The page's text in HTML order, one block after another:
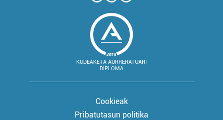
KUDEAKETA AURRERATUARI
DIPLOMA
Cookieak
Pribatutasun politika